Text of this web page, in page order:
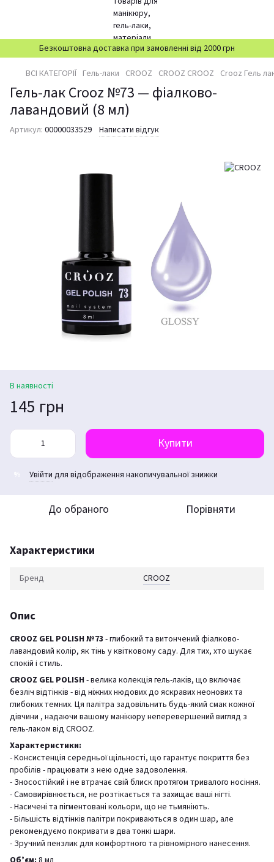
Безкоштовна доставка при замовленні від 2000 грн
ВСІ КАТЕГОРІЇ Гель-лаки CROOZ CROOZ CROOZ Crooz Гель
Гель-лак Crooz №73 — фіалково-
лавандовий (8 мл)
Артикул: 00000033529 Написати відгук
В наявності
145 грн
Купити
Увійти для відображення накопичувальної знижки
До обраного Порівняти
Характеристики
Бренд CROOZ
Опис
CROOZ GEL POLISH №73 - глибокий та витончений фіалково-
лавандовий колір, як тінь у квітковому саду. Для тих, хто шукає
спокій і стиль.
CROOZ GEL POLISH - велика колекція гель-лаків, що включає
безліч відтінків - від ніжних нюдових до яскравих неонових та
глибоких темних. Ця палітра задовільнить будь-який смак кожної
дівчини , надаючи вашому манікюру неперевершений вигляд з
гель-лаком від CROOZ.
Характеристики:
- Консистенція середньої щільності, що гарантує покриття без
пробілів - працювати з нею одне задоволення.
- Зносостійкий і не втрачає свій блиск протягом тривалого носіння.
- Самовирівнюється, не розтікається та захищає ваші нігті.
- Насичені та пігментовані кольори, що не тьмяніють.
- Більшість відтінків палітри покриваються в один шар, але
рекомендуємо покривати в два тонкі шари.
- Зручний пензлик для комфортного та рівномірного нанесення.